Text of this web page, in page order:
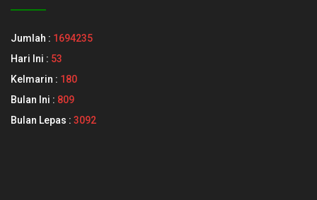
Jumlah : 1694235
Hari Ini : 53
Kelmarin : 180
Bulan Ini : 809
Bulan Lepas : 3092